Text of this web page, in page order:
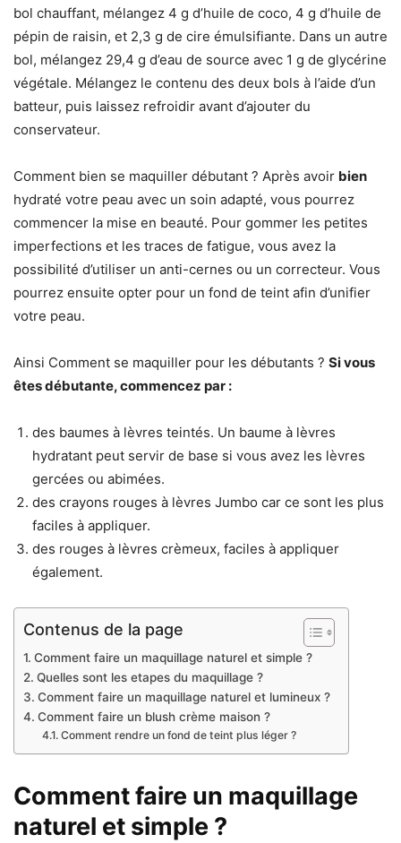
bol chauffant, mélangez 4 g d’huile de coco, 4 g d’huile de
pépin de raisin, et 2,3 g de cire émulsifiante. Dans un autre
bol, mélangez 29,4 g d’eau de source avec 1 g de glycérine
végétale. Mélangez le contenu des deux bols à l’aide d’un
batteur, puis laissez refroidir avant d’ajouter du
conservateur.
Comment bien se maquiller débutant ? Après avoir bien
hydraté votre peau avec un soin adapté, vous pourrez
commencer la mise en beauté. Pour gommer les petites
imperfections et les traces de fatigue, vous avez la
possibilité d’utiliser un anti-cernes ou un correcteur. Vous
pourrez ensuite opter pour un fond de teint afin d’unifier
votre peau.
Ainsi Comment se maquiller pour les débutants ? Si vous
êtes débutante, commencez par :
des baumes à lèvres teintés. Un baume à lèvres
hydratant peut servir de base si vous avez les lèvres
gercées ou abimées.
des crayons rouges à lèvres Jumbo car ce sont les plus
faciles à appliquer.
des rouges à lèvres crèmeux, faciles à appliquer
également.
Contenus de la page
Comment faire un maquillage naturel et simple ?
Quelles sont les etapes du maquillage ?
Comment faire un maquillage naturel et lumineux ?
Comment faire un blush crème maison ?
Comment rendre un fond de teint plus léger ?
Comment faire un maquillage
naturel et simple ?